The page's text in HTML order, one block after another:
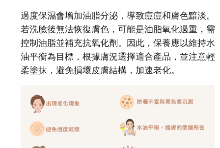
過度保濕會增加油脂分泌，導致痘痘和膚色黯淡。
若洗臉後無法恢復膚色，可能是油脂氧化過重，需
控制油脂並補充抗氧化劑。因此，保養應以維持水
油平衡為目標，根據膚況選擇適合產品，並注意輕
柔塗抹，避免損壞皮膚結構，加速老化。